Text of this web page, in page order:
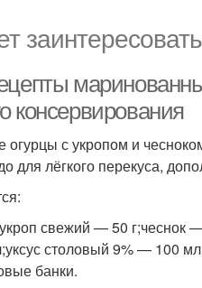
заинтересовать
консервирования
с укропом и
для лёгкого перекуса,
свежий — 50
столовый 9% — 100
банки.